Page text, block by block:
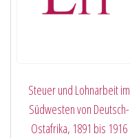
Steuer und Lohnarbeit im
Südwesten von Deutsch-
Ostafrika, 1891 bis 1916